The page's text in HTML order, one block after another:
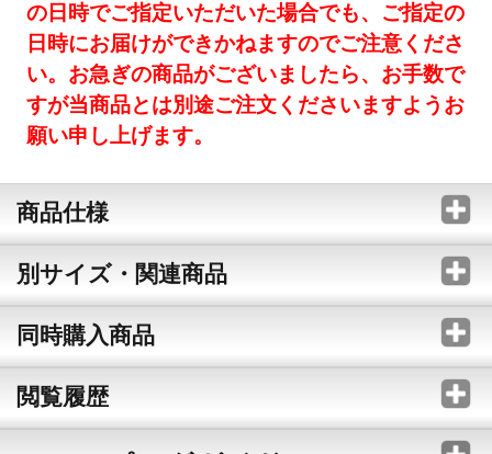
の日時でご指定いただいた場合でも、ご指定の
日時にお届けができかねますのでご注意くださ
い。お急ぎの商品がございましたら、お手数で
すが当商品とは別途ご注文くださいますようお
願い申し上げます。
商品仕様
別サイズ・関連商品
同時購入商品
閲覧履歴